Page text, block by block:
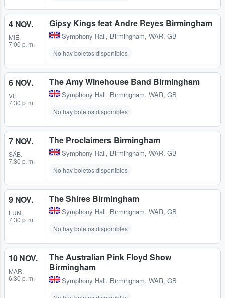
4 NOV.
MIÉ.
7:00 p. m.
Gipsy Kings feat Andre Reyes Birmingham
Symphony Hall, Birmingham, WAR, GB
No hay boletos disponibles
6 NOV.
VIE.
7:30 p. m.
The Amy Winehouse Band Birmingham
Symphony Hall, Birmingham, WAR, GB
No hay boletos disponibles
7 NOV.
SÁB.
7:30 p. m.
The Proclaimers Birmingham
Symphony Hall, Birmingham, WAR, GB
No hay boletos disponibles
9 NOV.
LUN.
7:30 p. m.
The Shires Birmingham
Symphony Hall, Birmingham, WAR, GB
No hay boletos disponibles
10 NOV.
MAR.
6:30 p. m.
The Australian Pink Floyd Show
Birmingham
Symphony Hall, Birmingham, WAR, GB